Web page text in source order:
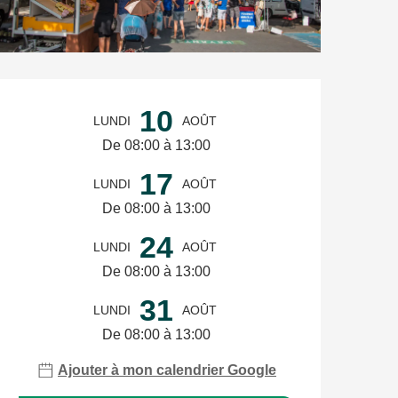
et coordonnées
LUNDI 10 AOÛT
De 08:00 à 13:00
LUNDI 17 AOÛT
De 08:00 à 13:00
LUNDI 24 AOÛT
De 08:00 à 13:00
LUNDI 31 AOÛT
De 08:00 à 13:00
Ajouter à mon calendrier Google